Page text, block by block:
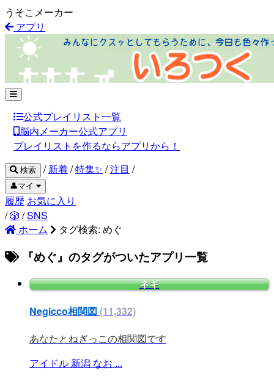
うそこメーカー
アプリ
公式プレイリスト一覧
脳内メーカー公式アプリ
プレイリストを作るならアプリから！
検索 / 新着/特集✨ /注目 /
👤マイ
履歴 お気に入り
/🎲 /SNS
ホーム
タグ検索: めぐ
『めぐ』のタグがついたアプリ一覧
ネギ
Negicco相関図 (11,332)
あなたとねぎっこの相関図です
アイドル 新潟 なお ...